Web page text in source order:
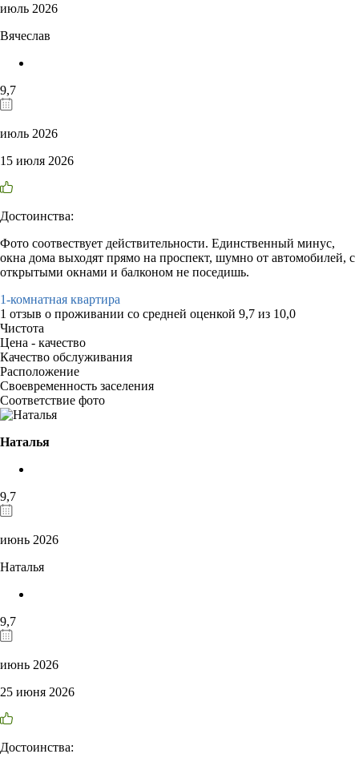
июль 2026
Вячеслав
9,7
июль 2026
15 июля 2026
Достоинства:
Фото соотвествует действительности. Единственный минус,
окна дома выходят прямо на проспект, шумно от автомобилей, с
открытыми окнами и балконом не поседишь.
1-комнатная квартира
1 отзыв о проживании со средней оценкой 9,7 из 10,0
Чистота
Цена - качество
Качество обслуживания
Расположение
Своевременность заселения
Соответствие фото
Наталья
9,7
июнь 2026
Наталья
9,7
июнь 2026
25 июня 2026
Достоинства: